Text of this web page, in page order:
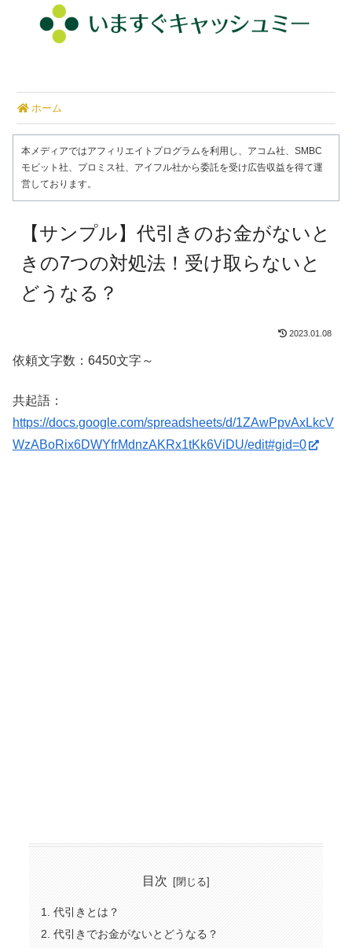
ホーム
本メディアではアフィリエイトプログラムを利用し、アコム社、SMBC
モビット社、プロミス社、アイフル社から委託を受け広告収益を得て運
営しております。
【サンプル】代引きのお金がないと
きの7つの対処法！受け取らないと
どうなる？
2023.01.08
依頼文字数：6450文字～
共起語：
https://docs.google.com/spreadsheets/d/1ZAwPpvAxLkcV
WzABoRix6DWYfrMdnzAKRx1tKk6ViDU/edit#gid=0
目次
代引きとは？
代引きでお金がないとどうなる？